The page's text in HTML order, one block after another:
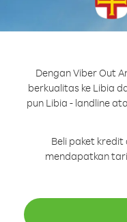
Dengan Viber Out
berkualitas ke Libia
pun Libia - landline
Beli paket
mendapatkan